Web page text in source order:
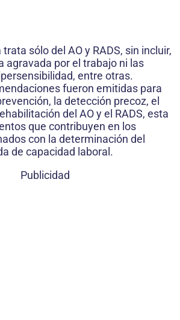
trata sólo del AO y RADS, sin incluir,
agravada por el trabajo ni las
entre otras.
fueron emitidas para
la detección precoz, el
del AO y el RADS, esta
que contribuyen en los
con la determinación del
de capacidad laboral.
Publicidad